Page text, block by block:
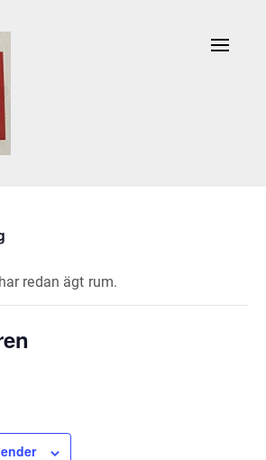
redan ägt rum.